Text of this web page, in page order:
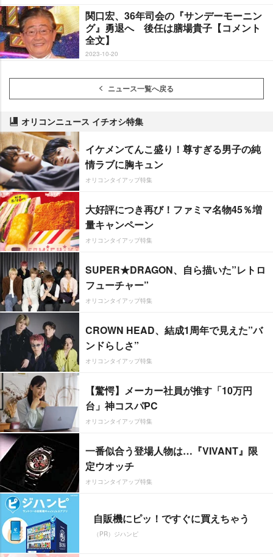
関口宏、36年司会の『サンデーモーニン
グ』勇退へ 後任は膳場貴子【コメント
全文】
2023-10-20
ニュース一覧へ戻る
オリコンニュース イチオシ特集
イケメンてんこ盛り！尊すぎる男子の純
情ラブに胸キュン
オリコンタイアップ特集
大好評につき再び！ファミマ名物45％増
量キャンペーン
オリコンタイアップ特集
SUPER★DRAGON、自ら描いた”レトロ
フューチャー”
オリコンタイアップ特集
CROWN HEAD、結成1周年で見えた”バ
ンドらしさ”
オリコンタイアップ特集
【驚愕】メーカー社員が推す「10万円
台」神コスパPC
オリコンタイアップ特集
一番似合う登場人物は…『VIVANT』限
定ウオッチ
オリコンタイアップ特集
自販機にピッ！ですぐに買えちゃう
（PR）ジハンピ